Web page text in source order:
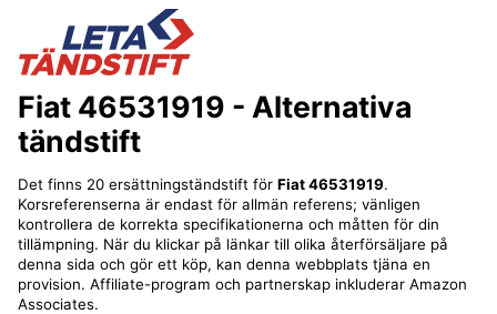
Fiat 46531919 - Alternativa
tändstift
Det finns 20 ersättningständstift för Fiat 46531919.
Korsreferenserna är endast för allmän referens; vänligen
kontrollera de korrekta specifikationerna och måtten för din
tillämpning. När du klickar på länkar till olika återförsäljare på
denna sida och gör ett köp, kan denna webbplats tjäna en
provision. Affiliate-program och partnerskap inkluderar Amazon
Associates.